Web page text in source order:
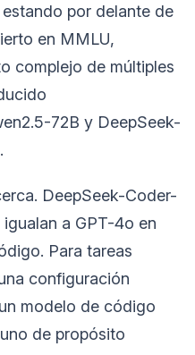
por delante de
en MMLU,
complejo de múltiples
72B y DeepSeek-
DeepSeek-Coder-
a GPT-4o en
Para tareas
configuración
modelo de código
de propósito